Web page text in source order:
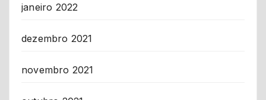
janeiro 2022
dezembro 2021
novembro 2021